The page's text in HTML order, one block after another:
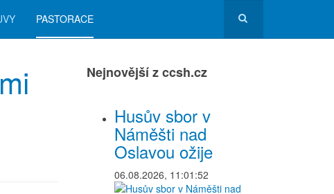
PASTORACE
Nejnovější z ccsh.cz
Husův sbor v
Náměšti nad
Oslavou ožije
06.08.2026, 11:01:52